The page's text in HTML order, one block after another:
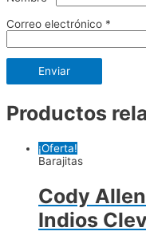
Correo electrónico *
Productos
¡Oferta!
Barajitas
Cody
Indios